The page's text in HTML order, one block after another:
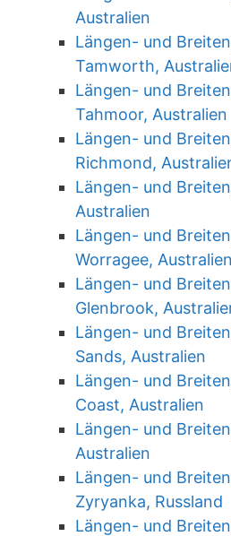
Australien
Längen- und
Tamworth,
Längen- und
Tahmoor, Australien
Längen- und
Richmond,
Längen- und
Australien
Längen- und
Worragee, Australien
Längen- und
Glenbrook,
Längen- und
Sands, Australien
Längen- und
Coast, Australien
Längen- und
Australien
Längen- und
Zyryanka, Russland
Längen- und